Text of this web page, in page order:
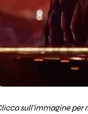
sull'immagine per